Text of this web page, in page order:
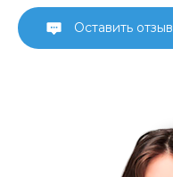
Оставить отзыв